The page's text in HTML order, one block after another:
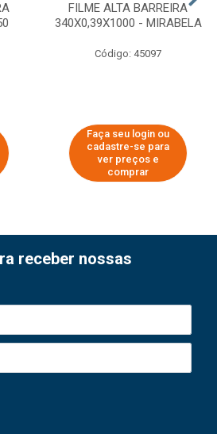
FILME ALTA BARREIRA
340X0,39X1000 - MIRABELA
Código: 45097
Faça seu login ou
cadastre-se para
ver preços e
comprar
receber nossas